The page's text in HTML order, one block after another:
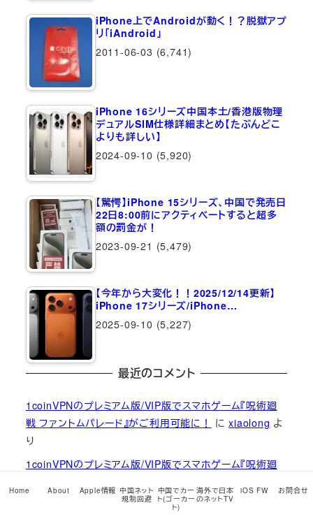
iPhone上でAndroidが動く！？脱獄アプ
リ「iAndroid」
2011-06-03 (6,741)
iPhone 16シリーズ中国本土/香港版物理
デュアルSIM仕様詳細まとめ【たぶんどこ
よりも詳しい】
2024-09-10 (5,920)
【驚愕】iPhone 15シリーズ、中国で発売日
22日8:00前にアクティベートすると超多
額の罰金が！
2023-09-21 (5,479)
【今年から大変化！！2025/12/14更新】
iPhone 17シリーズ/iPhone…
2025-09-10 (5,227)
最近のコメント
1coinVPNのプレミアム版/VIP版でスマホゲーム『呪術廻
戦 ファントムパレード』がご利用可能に！
にxiaolong よ
り
1coinVPNのプレミアム版/VIP版でスマホゲーム『呪術廻
Home About Apple情報 中国ネット
規制回避
中国でカー
ト(ゴーカー
ト)
海外で日本
のネットTV
iOS FW お問合せ